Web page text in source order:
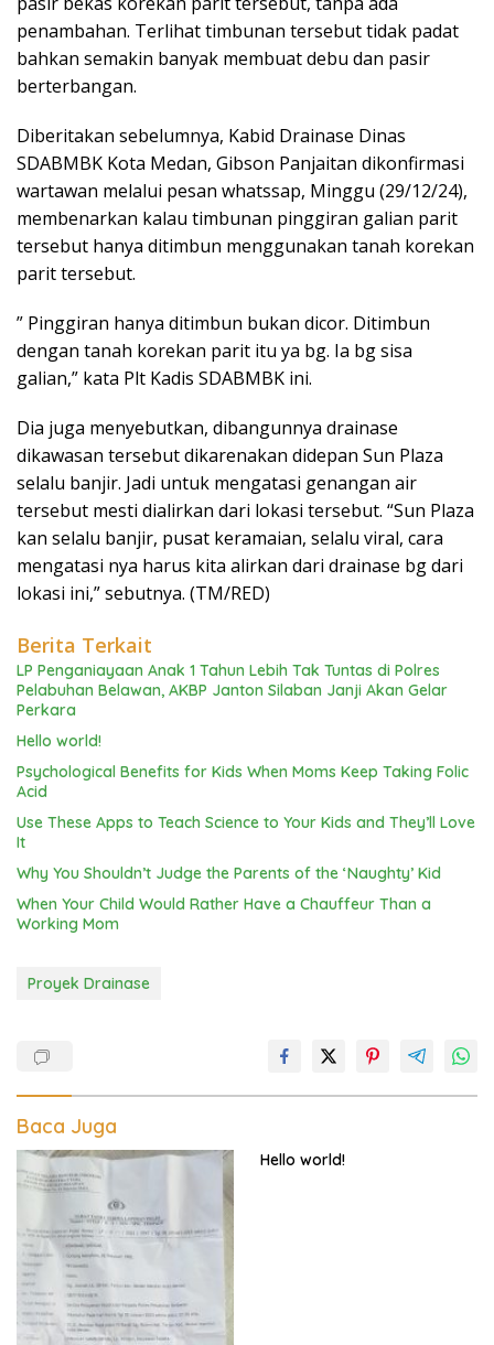
penambahan. Terlihat timbunan tersebut tidak padat
bahkan semakin banyak membuat debu dan pasir
berterbangan.
Diberitakan sebelumnya, Kabid Drainase Dinas
SDABMBK Kota Medan, Gibson Panjaitan dikonfirmasi
wartawan melalui pesan whatssap, Minggu (29/12/24),
membenarkan kalau timbunan pinggiran galian parit
tersebut hanya ditimbun menggunakan tanah korekan
parit tersebut.
” Pinggiran hanya ditimbun bukan dicor. Ditimbun
dengan tanah korekan parit itu ya bg. Ia bg sisa
galian,” kata Plt Kadis SDABMBK ini.
Dia juga menyebutkan, dibangunnya drainase
dikawasan tersebut dikarenakan didepan Sun Plaza
selalu banjir. Jadi untuk mengatasi genangan air
tersebut mesti dialirkan dari lokasi tersebut. “Sun Plaza
kan selalu banjir, pusat keramaian, selalu viral, cara
mengatasi nya harus kita alirkan dari drainase bg dari
lokasi ini,” sebutnya. (TM/RED)
Berita Terkait
LP Penganiayaan Anak 1 Tahun Lebih Tak Tuntas di Polres
Pelabuhan Belawan, AKBP Janton Silaban Janji Akan Gelar
Perkara
Hello world!
Psychological Benefits for Kids When Moms Keep Taking Folic
Acid
Use These Apps to Teach Science to Your Kids and They’ll Love
It
Why You Shouldn’t Judge the Parents of the ‘Naughty’ Kid
When Your Child Would Rather Have a Chauffeur Than a
Working Mom
Proyek Drainase
Baca Juga
Hello world!